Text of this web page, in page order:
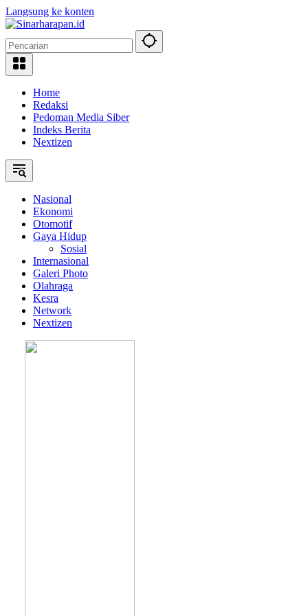
Langsung ke konten
Home
Redaksi
Pedoman Media Siber
Indeks Berita
Nextizen
Nasional
Ekonomi
Otomotif
Gaya Hidup
Sosial
Internasional
Galeri Photo
Olahraga
Kesra
Network
Nextizen